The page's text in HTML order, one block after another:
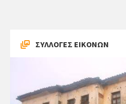
ΣΥΛΛΟΓΕΣ ΕΙΚΟΝΩΝ